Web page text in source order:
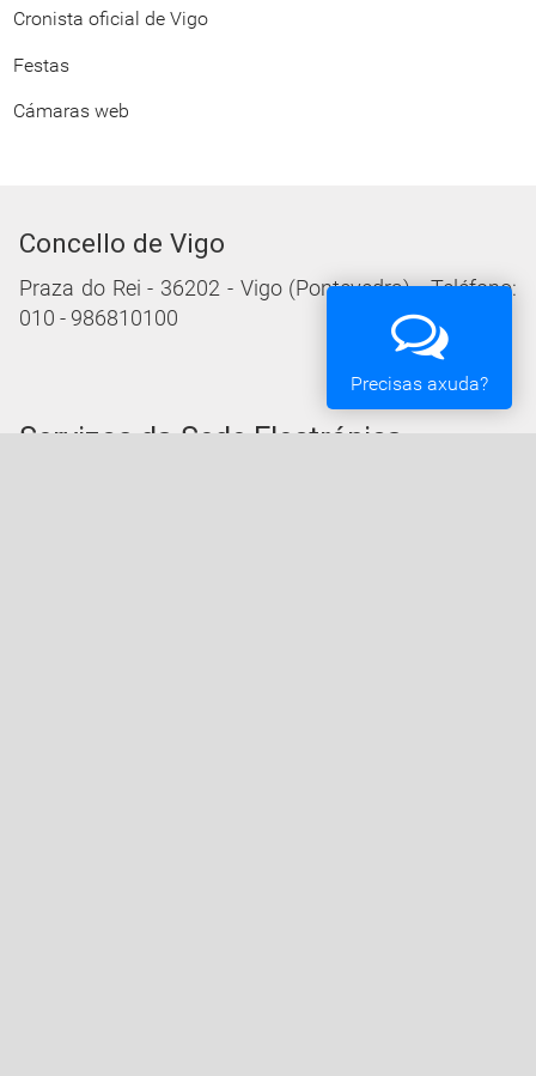
Cronista oficial de Vigo
Festas
Cámaras web
Concello de Vigo
Praza do Rei - 36202 - Vigo (Pontevedra) - Teléfono:
010 - 986810100
Servizos da Sede Electrónica
Precisas axuda?